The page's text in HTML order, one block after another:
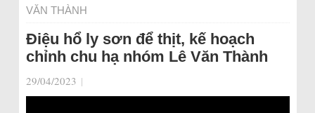
VĂN THÀNH
Điệu hổ ly sơn để thịt, kế hoạch
chỉnh chu hạ nhóm Lê Văn Thành
29/04/2023 |